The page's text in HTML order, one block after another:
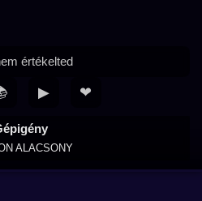
ALACSONY
értékelted
▶ ❤